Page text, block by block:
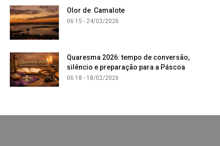
Olor de Camalote
06:15 - 24/02/2026
Quaresma 2026: tempo de conversão,
silêncio e preparação para a Páscoa
06:18 - 18/02/2026